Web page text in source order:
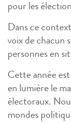
pour les
Dans ce
voix de chacun
personnes en
Cette année
en lumière le
électoraux.
mondes